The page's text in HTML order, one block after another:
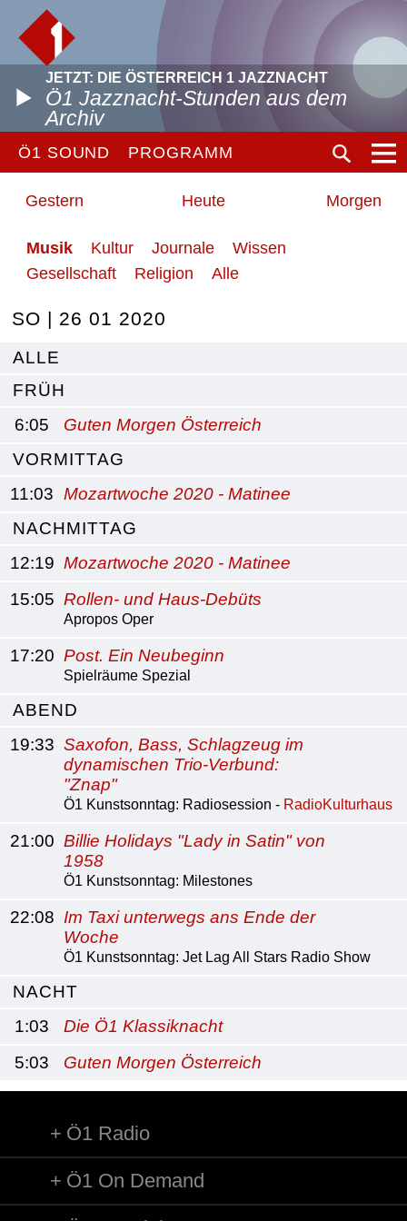
JETZT: DIE ÖSTERREICH 1 JAZZNACHT
Ö1 Jazznacht-Stunden aus dem
Archiv
Ö1 SOUND PROGRAMM
Gestern Heute Morgen
Musik Kultur Journale
Wissen
Gesellschaft
Religion Alle
SO | 26 01 2020
ALLE
FRÜH
6:05
Guten Morgen Österreich
VORMITTAG
11:03 Mozartwoche 2020 - Matinee
NACHMITTAG
12:19 Mozartwoche 2020 - Matinee
15:05 Rollen- und Haus-Debüts
Apropos Oper
17:20 Post. Ein Neubeginn
Spielräume Spezial
ABEND
19:33 Saxofon, Bass, Schlagzeug im
dynamischen Trio-Verbund:
"Znap"
Ö1 Kunstsonntag: Radiosession - RadioKulturhaus
21:00 Billie Holidays "Lady in Satin" von
1958
Ö1 Kunstsonntag: Milestones
22:08 Im Taxi unterwegs ans Ende der
Woche
Ö1 Kunstsonntag: Jet Lag All Stars Radio Show
NACHT
1:03
Die Ö1 Klassiknacht
5:03
Guten Morgen Österreich
Ö1 Radio
Ö1 On Demand